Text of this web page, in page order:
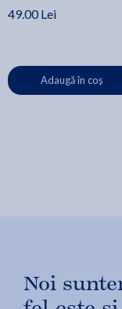
49.00 Lei
Adaugă în coș
Noi